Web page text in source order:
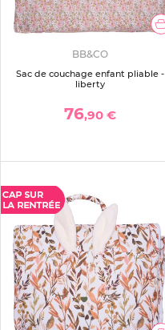
BB&CO
Sac de couchage enfant pliable -
liberty
76,90 €